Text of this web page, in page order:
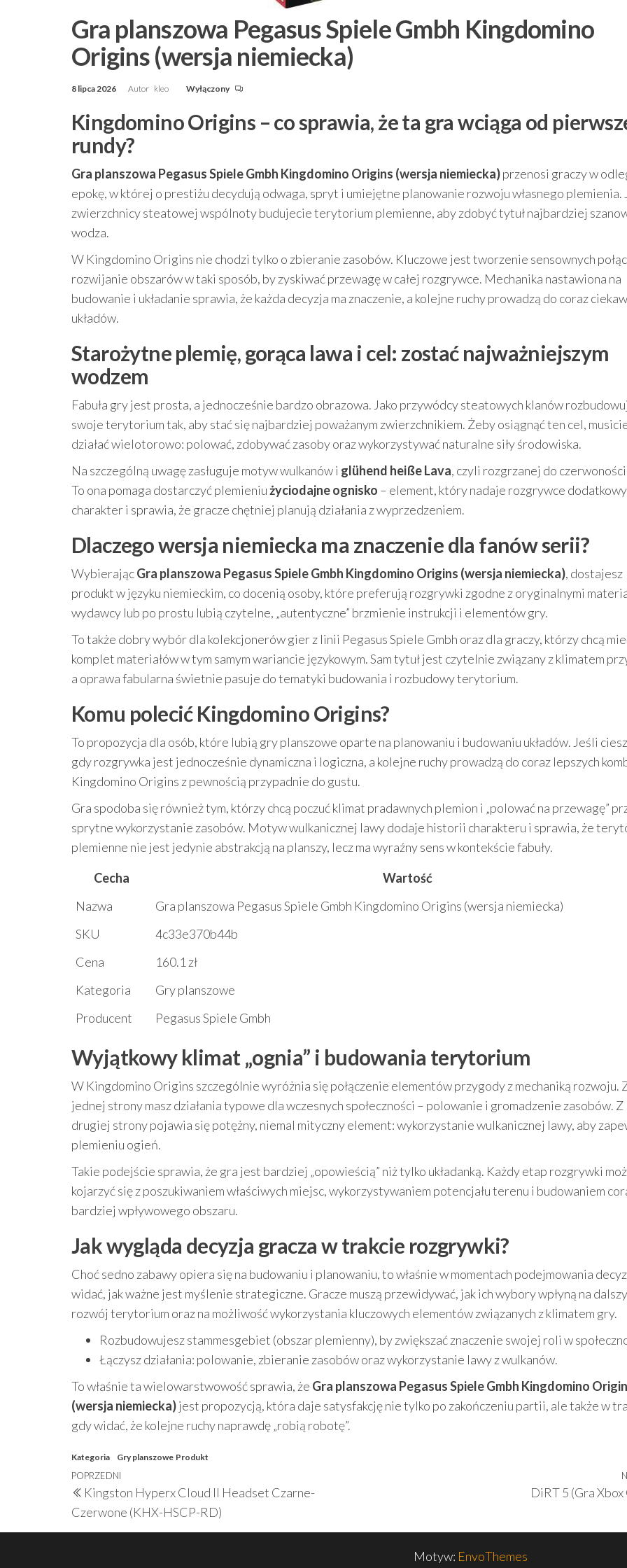
Gra planszowa Pegasus Spiele Gmbh Kingdomino
Origins (wersja niemiecka)
8 lipca 2026 Autor kleo Wyłączony
Kingdomino Origins – co sprawia, że ta gra wciąga od
rundy?
Gra planszowa Pegasus Spiele Gmbh Kingdomino Origins (wersja niemiecka)przenosi graczy w
epokę, w której o prestiżu decydują odwaga, spryt i umiejętne planowanie rozwoju własnego plemienia.
zwierzchnicy steatowej wspólnoty budujecie terytorium plemienne, aby zdobyć tytuł najbardziej
wodza.
W Kingdomino Origins nie chodzi tylko o zbieranie zasobów. Kluczowe jest tworzenie sensownych
rozwijanie obszarów w taki sposób, by zyskiwać przewagę w całej rozgrywce. Mechanika nastawiona na
budowanie i układanie sprawia, że każda decyzja ma znaczenie, a kolejne ruchy prowadzą do coraz
układów.
Starożytne plemię, gorąca lawa i cel: zostać najważniejszym
wodzem
Fabuła gry jest prosta, a jednocześnie bardzo obrazowa. Jako przywódcy steatowych klanów
swoje terytorium tak, aby stać się najbardziej poważanym zwierzchnikiem. Żeby osiągnąć ten cel,
działać wielotorowo: polować, zdobywać zasoby oraz wykorzystywać naturalne siły środowiska.
Na szczególną uwagę zasługuje motyw wulkanów i glühend heiße Lava, czyli rozgrzanej do
To ona pomaga dostarczyć plemieniużyciodajne ognisko – element, który nadaje rozgrywce dodatkowy
charakter i sprawia, że gracze chętniej planują działania z wyprzedzeniem.
Dlaczego wersja niemiecka ma znaczenie dla fanów serii?
WybierającGra planszowa Pegasus Spiele Gmbh Kingdomino Origins (wersja niemiecka), dostajesz
produkt w języku niemieckim, co docenią osoby, które preferują rozgrywki zgodne z oryginalnymi
wydawcy lub po prostu lubią czytelne, „autentyczne” brzmienie instrukcji i elementów gry.
To także dobry wybór dla kolekcjonerów gier z linii Pegasus Spiele Gmbh oraz dla graczy, którzy chcą
komplet materiałów w tym samym wariancie językowym. Sam tytuł jest czytelnie związany z klimatem
a oprawa fabularna świetnie pasuje do tematyki budowania i rozbudowy terytorium.
Komu polecić Kingdomino Origins?
To propozycja dla osób, które lubią gry planszowe oparte na planowaniu i budowaniu układów. Jeśli
gdy rozgrywka jest jednocześnie dynamiczna i logiczna, a kolejne ruchy prowadzą do coraz lepszych
Kingdomino Origins z pewnością przypadnie do gustu.
Gra spodoba się również tym, którzy chcą poczuć klimat pradawnych plemion i „polować na przewagę”
sprytne wykorzystanie zasobów. Motyw wulkanicznej lawy dodaje historii charakteru i sprawia, że
plemienne nie jest jedynie abstrakcją na planszy, lecz ma wyraźny sens w kontekście fabuły.
Cecha
Wartość
Nazwa
Gra planszowa Pegasus Spiele Gmbh Kingdomino Origins (wersja niemiecka)
SKU
4c33e370b44b
Cena
160.1 zł
Kategoria
Gry planszowe
Producent
Pegasus Spiele Gmbh
Wyjątkowy klimat „ognia” i budowania terytorium
W Kingdomino Origins szczególnie wyróżnia się połączenie elementów przygody z mechaniką rozwoju.
jednej strony masz działania typowe dla wczesnych społeczności – polowanie i gromadzenie zasobów. Z
drugiej strony pojawia się potężny, niemal mityczny element: wykorzystanie wulkanicznej lawy, aby
plemieniu ogień.
Takie podejście sprawia, że gra jest bardziej „opowieścią” niż tylko układanką. Każdy etap rozgrywki
kojarzyć się z poszukiwaniem właściwych miejsc, wykorzystywaniem potencjału terenu i budowaniem
bardziej wpływowego obszaru.
Jak wygląda decyzja gracza w trakcie rozgrywki?
Choć sedno zabawy opiera się na budowaniu i planowaniu, to właśnie w momentach podejmowania
widać, jak ważne jest myślenie strategiczne. Gracze muszą przewidywać, jak ich wybory wpłyną na dalszy
rozwój terytorium oraz na możliwość wykorzystania kluczowych elementów związanych z klimatem gry.
Rozbudowujesz stammesgebiet (obszar plemienny), by zwiększać znaczenie swojej roli w
Łączysz działania: polowanie, zbieranie zasobów oraz wykorzystanie lawy z wulkanów.
To właśnie ta wielowarstwowość sprawia, że Gra planszowa Pegasus Spiele Gmbh Kingdomino
(wersja niemiecka)jest propozycją, która daje satysfakcję nie tylko po zakończeniu partii, ale także w
gdy widać, że kolejne ruchy naprawdę „robią robotę”.
Kategoria Gry planszowe Produkt
Nawigacja
wpisu
Poprzedni
wpis
POPRZEDNI
Kingston Hyperx Cloud II Headset Czarne-
Czerwone (KHX-HSCP-RD)
DiRT 5 (Gra Xbox
Motyw: EnvoThemes